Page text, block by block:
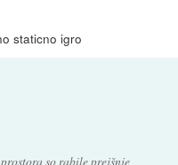
staticno igro
so rabile prejšnje